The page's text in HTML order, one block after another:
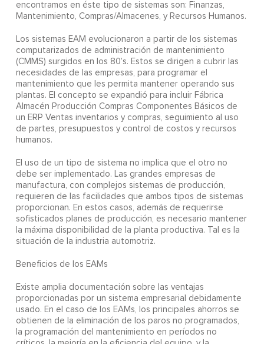
encontramos en éste tipo de sistemas son: Finanzas,
Mantenimiento, Compras/Almacenes, y Recursos Humanos.
Los sistemas EAM evolucionaron a partir de los sistemas
computarizados de administración de mantenimiento
(CMMS) surgidos en los 80’s. Estos se dirigen a cubrir las
necesidades de las empresas, para programar el
mantenimiento que les permita mantener operando sus
plantas. El concepto se expandió para incluir Fábrica
Almacén Producción Compras Componentes Básicos de
un ERP Ventas inventarios y compras, seguimiento al uso
de partes, presupuestos y control de costos y recursos
humanos.
El uso de un tipo de sistema no implica que el otro no
debe ser implementado. Las grandes empresas de
manufactura, con complejos sistemas de producción,
requieren de las facilidades que ambos tipos de sistemas
proporcionan. En estos casos, además de requerirse
sofisticados planes de producción, es necesario mantener
la máxima disponibilidad de la planta productiva. Tal es la
situación de la industria automotriz.
Beneficios de los EAMs
Existe amplia documentación sobre las ventajas
proporcionadas por un sistema empresarial debidamente
usado. En el caso de los EAMs, los principales ahorros se
obtienen de la eliminación de los paros no programados,
la programación del mantenimiento en períodos no